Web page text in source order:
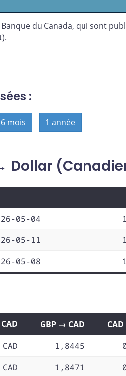
du Canada, qui sont
:
6 mois 1 année
Dollar
05-04
05-11
05-08
GBP → CAD
1,8445
1,8471